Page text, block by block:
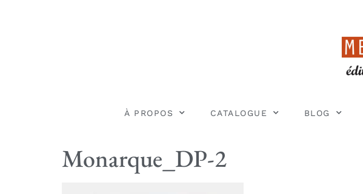
À PROPOS CATALOGUE BLOG
Monarque_DP-2